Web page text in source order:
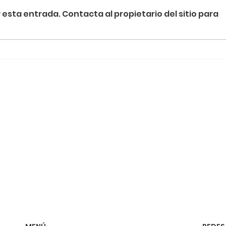
Termografía y la Revolución de la
esta entrada. Contacta al propietario del sitio para